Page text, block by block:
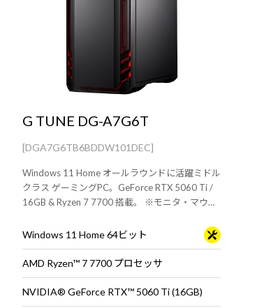
G TUNE DG-A7G6T
[DGA7G6TB6BDDW101DEC]
Windows 11 Home オールラウンドに活躍ミドル
クラス ゲーミングPC。GeForce RTX 5060 Ti /
16GB & Ryzen 7 7700 搭載。 ※モニタ・マウ
Windows 11 Home 64ビット
AMD Ryzen™ 7 7700 プロセッサ
NVIDIA® GeForce RTX™ 5060 Ti (16GB)